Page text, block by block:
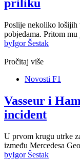
priliku
Poslije nekoliko
pobjedama. Pritom
byIgor Šestak
Pročitaj više
Novosti F1
Vasseur i
incident
U prvom krugu utrke
između Mercedesa
byIgor Šestak